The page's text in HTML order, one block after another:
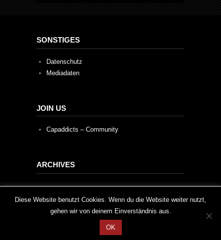
SONSTIGES
Datenschutz
Mediadaten
JOIN US
Capaddicts – Community
ARCHIVES
Archives
2020 © Capaddicts
This website uses cookies to improve your experience. We'll
assume you're ok with this, but you can opt-out if you wish.
Cookie settings
Diese Website benutzt Cookies. Wenn du die Website weiter nutzt,
gehen wir von deinem Einverständnis aus.
OK